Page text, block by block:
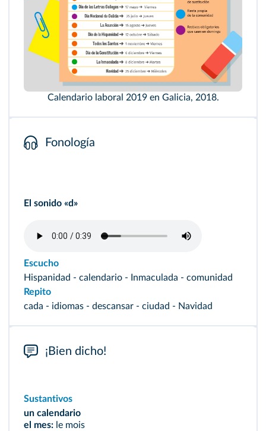
Calendario laboral 2019 en Galicia, 2018.
Fonología
El sonido «d»
Escucho
Hispanidad - calendario - Inmaculada - comunidad
Repito
cada - idiomas - descansar - ciudad - Navidad
¡Bien dicho!
Sustantivos
un calendario
el mes: le mois